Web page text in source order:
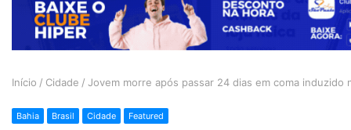
Início / Cidade / Jovem morre após passar 24 dias em coma induzido
Bahia Brasil Cidade Featured